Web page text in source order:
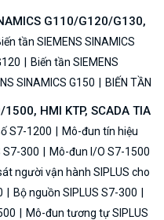
G110/G120/G130,
tần SIEMENS SINAMICS
Biến tần SIEMENS
SINAMICS G150 BIẾN TẦN
HMI KTP, SCADA TIA
S7-1200
Mô-đun tín hiệu
S7-300
Mô-đun I/O S7-1500
người vận hành SIPLUS cho
Bộ nguồn SIPLUS S7-300
Mô-đun tương tự SIPLUS